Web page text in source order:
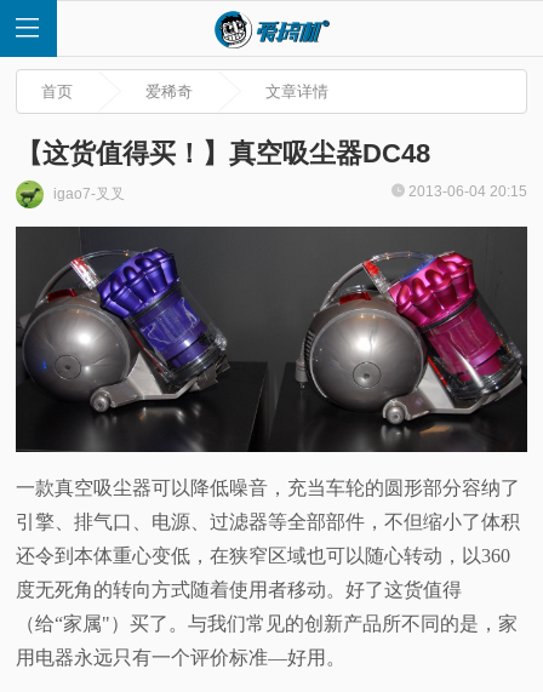
快
测
视
首页 爱稀奇 文章详情
【这货值得买！】真空吸尘器DC48
igao7-叉叉 2013-06-04 20:15
一款真空吸尘器可以降低噪音，充当车轮的圆形部分容纳了
引擎、排气口、电源、过滤器等全部部件，不但缩小了体积
还令到本体重心变低，在狭窄区域也可以随心转动，以360
度无死角的转向方式随着使用者移动。好了这货值得
（给“家属"）买了。与我们常见的创新产品所不同的是，家
用电器永远只有一个评价标准—好用。